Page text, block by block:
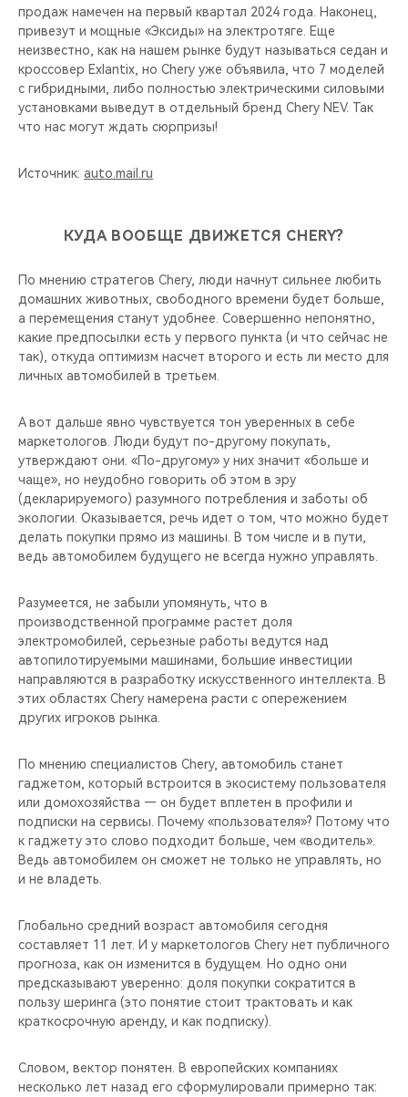
продаж намечен на первый квартал 2024 года. Наконец,
привезут и мощные «Эксиды» на электротяге. Еще
неизвестно, как на нашем рынке будут называться седан и
кроссовер Exlantix, но Chery уже объявила, что 7 моделей
с гибридными, либо полностью электрическими силовыми
установками выведут в отдельный бренд Chery NEV. Так
что нас могут ждать сюрпризы!
Источник: auto.mail.ru
КУДА ВООБЩЕ ДВИЖЕТСЯ CHERY?
По мнению стратегов Chery, люди начнут сильнее любить
домашних животных, свободного времени будет больше,
а перемещения станут удобнее. Совершенно непонятно,
какие предпосылки есть у первого пункта (и что сейчас не
так), откуда оптимизм насчет второго и есть ли место для
личных автомобилей в третьем.
А вот дальше явно чувствуется тон уверенных в себе
маркетологов. Люди будут по-другому покупать,
утверждают они. «По-другому» у них значит «больше и
чаще», но неудобно говорить об этом в эру
(декларируемого) разумного потребления и заботы об
экологии. Оказывается, речь идет о том, что можно будет
делать покупки прямо из машины. В том числе и в пути,
ведь автомобилем будущего не всегда нужно управлять.
Разумеется, не забыли упомянуть, что в
производственной программе растет доля
электромобилей, серьезные работы ведутся над
автопилотируемыми машинами, большие инвестиции
направляются в разработку искусственного интеллекта. В
этих областях Chery намерена расти с опережением
других игроков рынка.
По мнению специалистов Chery, автомобиль станет
гаджетом, который встроится в экосистему пользователя
или домохозяйства — он будет вплетен в профили и
подписки на сервисы. Почему «пользователя»? Потому что
к гаджету это слово подходит больше, чем «водитель».
Ведь автомобилем он сможет не только не управлять, но
и не владеть.
Глобально средний возраст автомобиля сегодня
составляет 11 лет. И у маркетологов Chery нет публичного
прогноза, как он изменится в будущем. Но одно они
предсказывают уверенно: доля покупки сократится в
пользу шеринга (это понятие стоит трактовать и как
краткосрочную аренду, и как подписку).
Словом, вектор понятен. В европейских компаниях
несколько лет назад его сформулировали примерно так: